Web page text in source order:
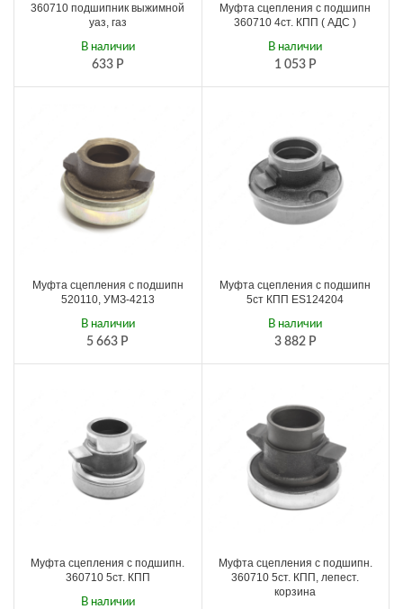
360710 подшипник выжимной
уаз, газ
633 Р
В наличии
Муфта сцепления с подшипн
360710 4ст. КПП ( АДС )
1 053 Р
В наличии
Муфта сцепления с подшипн
520110, УМЗ-4213
5 663 Р
В наличии
Муфта сцепления с подшипн
5ст КПП ES124204
3 882 Р
В наличии
Муфта сцепления с подшипн.
360710 5ст. КПП
В наличии
Муфта сцепления с подшипн.
360710 5ст. КПП, лепест.
корзина